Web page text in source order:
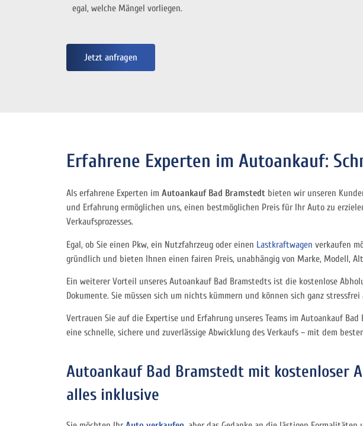
egal, welche Mängel vorliegen.
Jetzt anfragen
Erfahrene Experten im Autoankauf:
Als erfahrene Experten im Autoankauf Bad Bramstedt bieten wir unseren
und Erfahrung ermöglichen uns, einen bestmöglichen Preis für Ihr Auto zu
Verkaufsprozesses.
Egal, ob Sie einen Pkw, ein Nutzfahrzeug oder einen Lastkraftwagen verkaufen
gründlich und bieten Ihnen einen fairen Preis, unabhängig von Marke, Modell,
Ein weiterer Vorteil unseres Autoankauf Bad Bramstedts ist die kostenlose
Dokumente. Sie müssen sich um nichts kümmern und können sich ganz
Vertrauen Sie auf die Expertise und Erfahrung unseres Teams im Autoankauf
eine schnelle, sichere und zuverlässige Abwicklung des Verkaufs – mit dem
Autoankauf Bad Bramstedt mit kostenloser
alles inklusive